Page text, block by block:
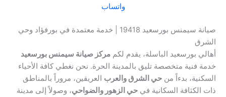
واتساب
صيانة سيمنس بورسعيد 19418 | خدمة معتمدة في بورفؤاد وحي
الشرق
أهالي بورسعيد الباسلة، يقدم لكم مركز صيانة سيمنس بورسعيد
خدمة فنية متخصصة تليق بالمدينة الحرة. نحن نغطي كافة الأحياء
السكنية، بدءاً من حي الشرق والعرب العريقين، مروراً بالمناطق
ذات الكثافة السكانية في حي الزهور والضواحي، وصولاً إلى مدينة